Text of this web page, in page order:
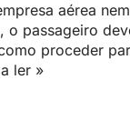
aérea nem
o passageiro
proceder
ler »